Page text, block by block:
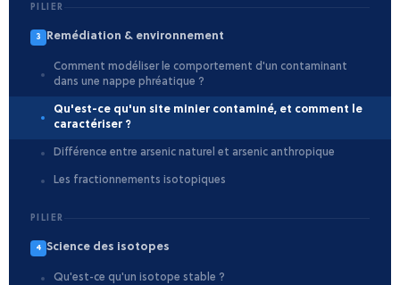
PILIER
3 Remédiation & environnement
Comment modéliser le comportement d'un contaminant
dans une nappe phréatique ?
Qu'est-ce qu'un site minier contaminé, et comment le
caractériser ?
Différence entre arsenic naturel et arsenic anthropique
Les fractionnements isotopiques
PILIER
4 Science des isotopes
Qu'est-ce qu'un isotope stable ?